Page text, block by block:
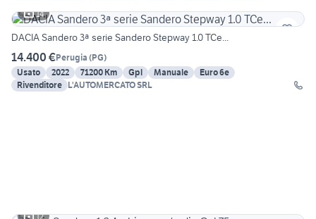
14
DACIA Sandero 3ª serie Sandero Stepway 1.0 TCe...
14.400 €Perugia (PG)
Usato
2022 71200 Km Gpl Manuale
Euro 6e
Rivenditore L'AUTOMERCATO SRL
12